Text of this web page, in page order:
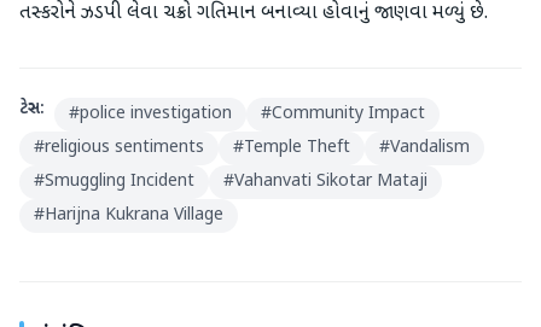
તસ્કરોને ઝડપી લેવા ચક્રો ગતિમાન બનાવ્યા હોવાનું જાણવા મળ્યું છે.
ટેગ્સ: #police investigation #Community Impact
#religious sentiments #Temple Theft #Vandalism
#Smuggling Incident #Vahanvati Sikotar Mataji
#Harijna Kukrana Village